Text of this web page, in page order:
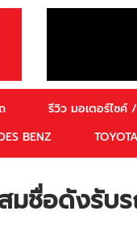
รีวิว มอเตอร์ไซค์
BENZ
TOYOTA
ชื่อดังรับร